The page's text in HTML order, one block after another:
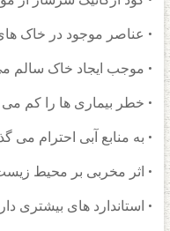
• عناصر موجود در خاک
• موجب ایجاد خاک سالم
• خطر بیماری ها را کم می
• به منابع آبی احترام می
• اثر مخربی بر محیط
• استاندارد های بیشتری